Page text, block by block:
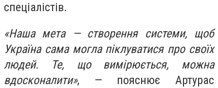
спеціалістів.
«Наша мета — створення системи, щоб
Україна сама могла піклуватися про своїх
людей. Те, що вимірюється, можна
вдосконалити», — пояснює Артурас